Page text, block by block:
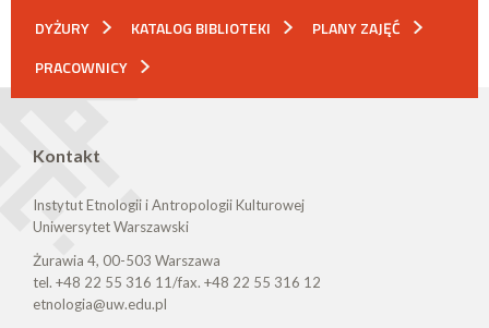
DYŻURY KATALOG BIBLIOTEKI
PLANY ZAJĘĆ
PRACOWNICY
Kontakt
Instytut Etnologii i Antropologii Kulturowej
Uniwersytet Warszawski
Żurawia 4, 00-503 Warszawa
tel. +48 22 55 316 11/fax. +48 22 55 316 12
etnologia@uw.edu.pl